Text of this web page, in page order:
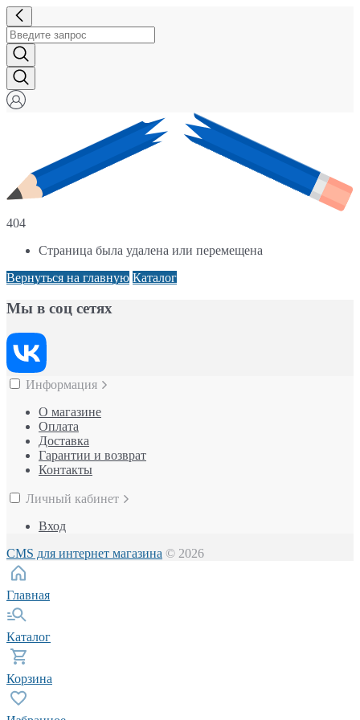
404
Страница была удалена или перемещена
Вернуться на главную Каталог
Мы в соц сетях
Информация
О магазине
Оплата
Доставка
Гарантии и возврат
Контакты
Личный кабинет
Вход
CMS для интернет магазина © 2026
Главная
Каталог
Корзина